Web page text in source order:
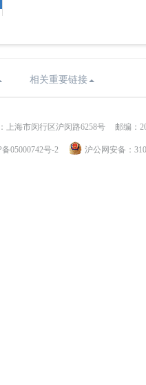
相关重要链接
上海市闵行区沪闵路6258号 邮编：
05000742号-2 沪公网安备：